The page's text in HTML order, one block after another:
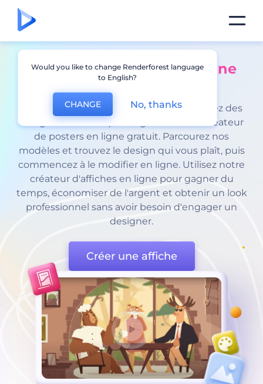
Créateur de posters en ligne
gratuit
Rejoignez 20 millions d'utilisateurs et créez des
designs de haute qualité grâce à notre créateur
de posters en ligne gratuit. Parcourez nos
modèles et trouvez le design qui vous plaît, puis
commencez à le modifier en ligne. Utilisez notre
créateur d'affiches en ligne pour gagner du
temps, économiser de l'argent et obtenir un look
professionnel sans avoir besoin d'engager un
designer.
Créer une affiche
Would you like to change Renderforest language
to English?
CHANGE No, thanks